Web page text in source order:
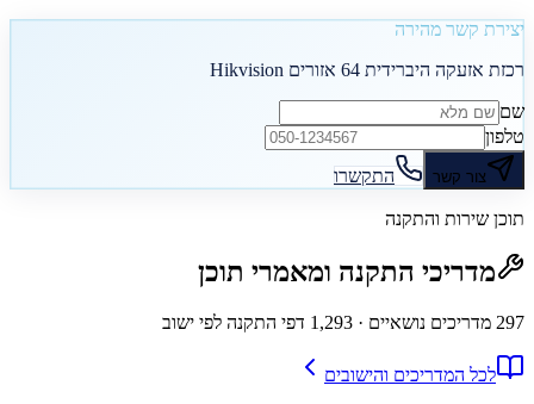
יצירת קשר מהירה
רכזת אזעקה היברידית 64 אזורים Hikvision
שם
טלפון
צור קשר התקשרו
תוכן שירות והתקנה
מדריכי התקנה ומאמרי תוכן
297 מדריכים נושאיים · 1,293 דפי התקנה לפי ישוב
לכל המדריכים והישובים